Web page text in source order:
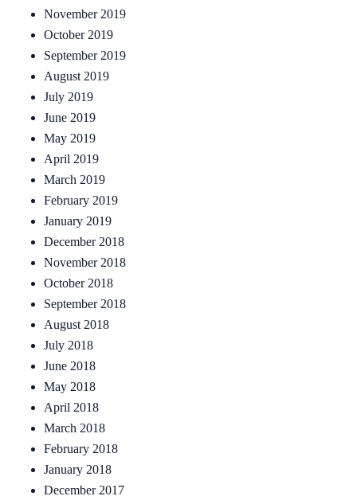
November 2019
October 2019
September 2019
August 2019
July 2019
June 2019
May 2019
April 2019
March 2019
February 2019
January 2019
December 2018
November 2018
October 2018
September 2018
August 2018
July 2018
June 2018
May 2018
April 2018
March 2018
February 2018
January 2018
December 2017